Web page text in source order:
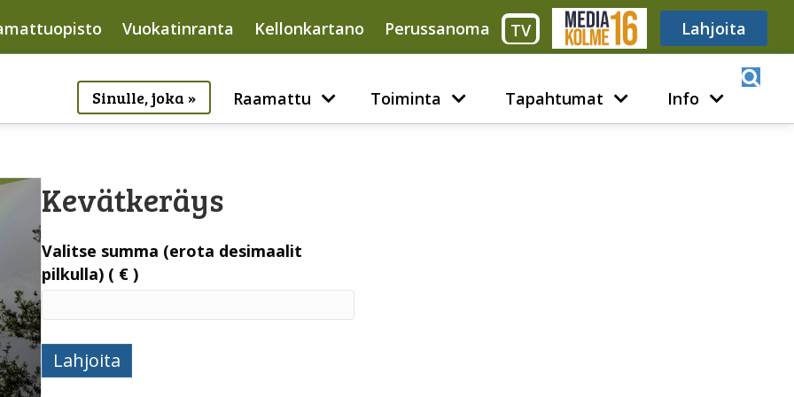
Vuokatinranta Kellonkartano Perussanoma TV Media316 Lahjoita
Sinulle, joka » Raamattu Toiminta Tapahtumat Info
Kevätkeräys
Valitse summa (erota desimaalit
pilkulla) ( € )
Kevätkeräys
määrä
Lahjoita